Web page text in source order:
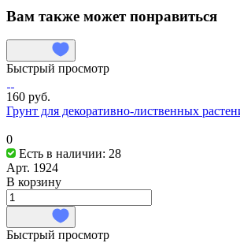
Вам также может понравиться
Быстрый просмотр
160 руб.
Грунт для декоративно-лиственных
0
Есть в наличии: 28
Арт. 1924
В корзину
Быстрый просмотр